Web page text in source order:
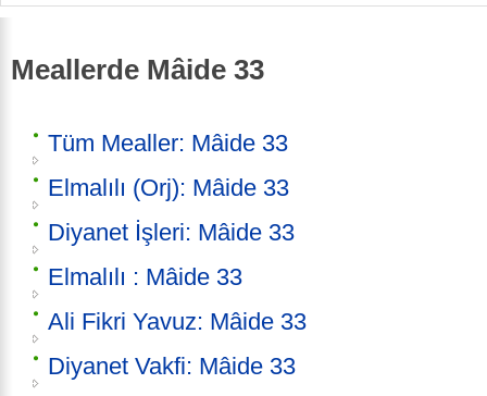
Meallerde Mâide 33
Tüm Mealler: Mâide 33
Elmalılı (Orj): Mâide 33
Diyanet İşleri: Mâide 33
Elmalılı : Mâide 33
Ali Fikri Yavuz: Mâide 33
Diyanet Vakfi: Mâide 33